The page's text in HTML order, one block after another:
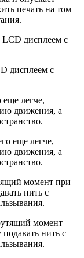
дисплеем с
еще легче,
движения, а
момент при
нить с